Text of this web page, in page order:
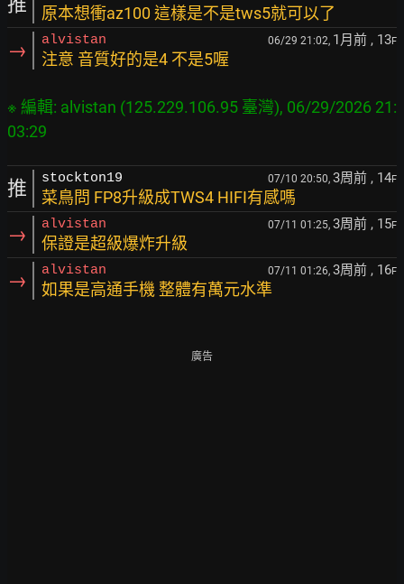
原本想衝az100 這樣是不是tws5就可以了
→ alvistan 06/29 21:02, 1月前 , 13F
注意 音質好的是4 不是5喔
※ 編輯: alvistan (125.229.106.95 臺灣), 06/29/2026 21:
推 stockton19 07/10 20:50, 3周前 , 14F
菜鳥問 FP8升級成TWS4 HIFI有感嗎
→ alvistan 07/11 01:25, 3周前 , 15F
保證是超級爆炸升級
→ alvistan 07/11 01:26, 3周前 , 16F
如果是高通手機 整體有萬元水準
廣告